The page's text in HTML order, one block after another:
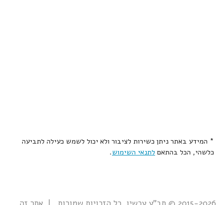
* המידע באתר ניתן כשירות לציבור ולא יכול לשמש כעילה לתביעה
כלשהי, הכל בהתאם לתנאי השימוש.